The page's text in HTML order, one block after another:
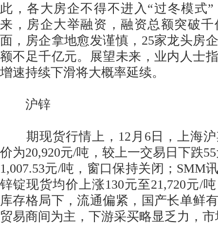
此，各大房企不得不进入“过冬模式
来，房企大举融资，融资总额突破
面，房企拿地愈发谨慎，25家龙头房
额不足千亿元。展望未来，业内人士
增速持续下滑将大概率延续。
沪锌
期现货行情上，12月6日，上海沪
价为20,920元/吨，较上一交易日下跌
1,007.53元/吨，窗口保持关闭；SMM
锌锭现货均价上涨130元至21,720元/
库存格局下，流通偏紧，国产长单鲜
贸易商间为主，下游采买略显乏力，